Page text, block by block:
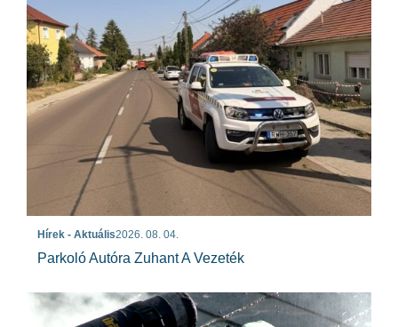
Hírek - Aktuális2026. 08. 04.
Parkoló Autóra Zuhant A Vezeték